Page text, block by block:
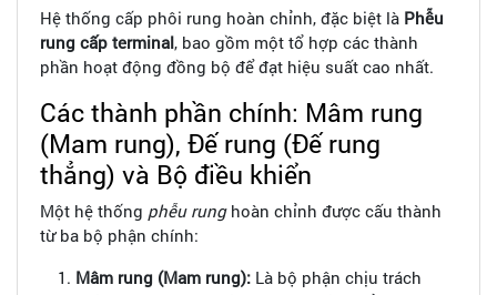
Hệ thống cấp phôi rung hoàn chỉnh, đặc biệt là Phễu
rung cấp terminal, bao gồm một tổ hợp các thành
phần hoạt động đồng bộ để đạt hiệu suất cao nhất.
Các thành phần chính: Mâm rung
(Mam rung), Đế rung (Đế rung
thẳng) và Bộ điều khiển
Một hệ thống phễu runghoàn chỉnh được cấu thành
từ ba bộ phận chính:
Mâm rung (Mam rung): Là bộ phận chịu trách